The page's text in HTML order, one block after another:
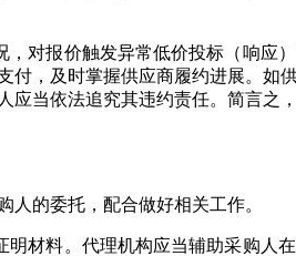
对报价触发异常低价投标（响应
，及时掌握供应商履约进展。如
当依法追究其违约责任。简言之
的委托，配合做好相关工作。
材料。代理机构应当辅助采购人